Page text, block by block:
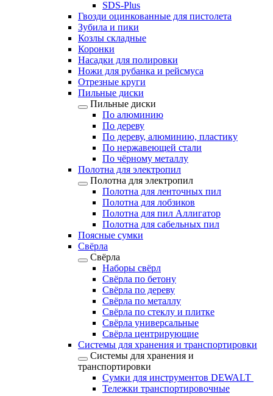
SDS-Plus
Гвозди оцинкованные для пистолета
Зубила и пики
Козлы складные
Коронки
Насадки для полировки
Ножи для рубанка и рейсмуса
Отрезные круги
Пильные диски
Пильные диски
По алюминию
По дереву
По дереву, алюминию, пластику
По нержавеющей стали
По чёрному металлу
Полотна для электропил
Полотна для электропил
Полотна для ленточных пил
Полотна для лобзиков
Полотна для пил Аллигатор
Полотна для сабельных пил
Поясные сумки
Свёрла
Свёрла
Наборы свёрл
Свёрла по бетону
Свёрла по дереву
Свёрла по металлу
Свёрла по стеклу и плитке
Свёрла универсальные
Свёрла центрирующие
Системы для хранения и транспортировки
Системы для хранения и
транспортировки
Сумки для инструментов DEWALT
Тележки транспортировочные